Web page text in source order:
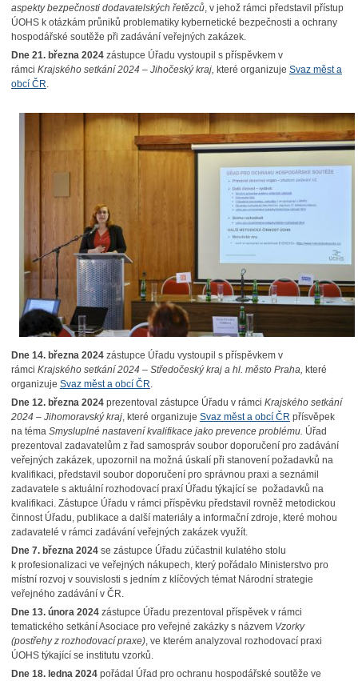
aspekty bezpečnosti dodavatelských řetězců, v jehož rámci představil přístup
ÚOHS k otázkám průniků problematiky kybernetické bezpečnosti a ochrany
hospodářské soutěže při zadávání veřejných zakázek.
Dne 21. března 2024 zástupce Úřadu vystoupil s příspěvkem v
rámci Krajského setkání 2024 – Jihočeský kraj, které organizuje Svaz měst a
obcí ČR.
Dne 14. března 2024 zástupce Úřadu vystoupil s příspěvkem v
rámci Krajského setkání 2024 – Středočeský kraj a hl. město Praha které
organizuje Svaz měst a obcí ČR
Dne 12. března 2024prezentoval zástupce Úřadu v rámci Krajského setkání
2024 – Jihomoravský kraj, které organizuje Svaz měst a obcí ČR přísvěpek
na téma Smysluplné nastavení kvalifikace jako prevence problému. Úřad
prezentoval zadavatelům z řad samospráv soubor doporučení pro zadávání
veřejných zakázek, upozornil na možná úskalí při stanovení požadavků na
kvalifikaci, představil soubor doporučení pro správnou praxi a seznámil
zadavatele s aktuální rozhodovací praxí Úřadu týkající se požadavků na
kvalifikaci. Zástupce Úřadu v rámci příspěvku představil rovněž metodickou
činnost Úřadu, publikace a další materiály a informační zdroje, které mohou
zadavatelé v rámci zadávání veřejných zakázek využít.
Dne 7. března 2024se zástupce Úřadu zúčastnil kulatého stolu
k profesionalizaci ve veřejných nákupech, který pořádalo Ministerstvo pro
místní rozvoj v souvislosti s jedním z klíčových témat Národní strategie
veřejného zadávání v ČR.
Dne 13. února 2024zástupce Úřadu prezentoval příspěvek v rámci
tematického setkání Asociace pro veřejné zakázky s názvem Vzorky
(postřehy z rozhodovací praxe), ve kterém analyzoval rozhodovací praxi
ÚOHS týkající se institutu vzorků.
Dne 18. ledna 2024pořádal Úřad pro ochranu hospodářské soutěže ve